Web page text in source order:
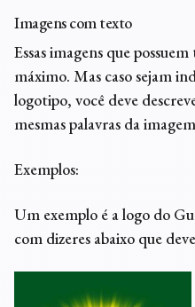
Imagens com texto
Essas imagens que
máximo. Mas caso sejam
logotipo, você deve
mesmas palavras da
Exemplos:
Um exemplo é a logo do
com dizeres abaixo que